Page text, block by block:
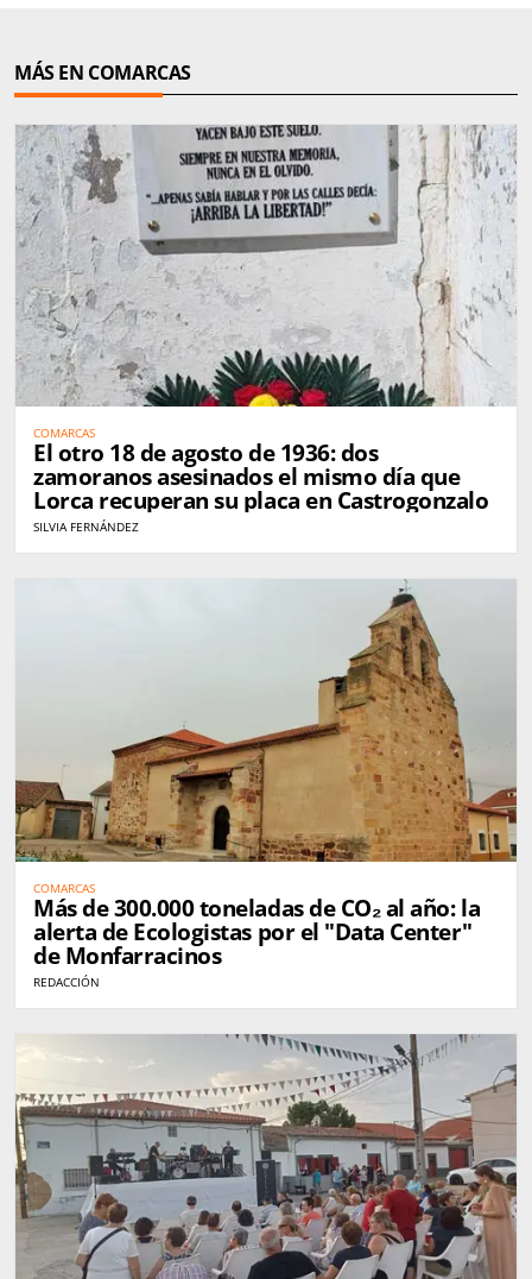
MÁS EN COMARCAS
COMARCAS
El otro 18 de agosto de 1936: dos
zamoranos asesinados el mismo día que
Lorca recuperan su placa en Castrogonzalo
SILVIA FERNÁNDEZ
COMARCAS
Más de 300.000 toneladas de CO₂ al año: la
alerta de Ecologistas por el "Data Center"
de Monfarracinos
REDACCIÓN